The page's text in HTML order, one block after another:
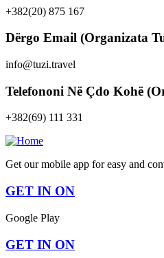
+382(20) 875 167
Dërgo Email (Organizata
info@tuzi.travel
Telefononi Në Çdo Kohë
+382(69) 111 331
Get our mobile app for easy and
GET IN ON
Google Play
GET IN ON